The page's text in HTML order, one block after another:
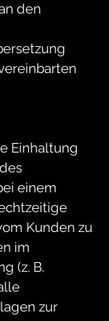
den
Einhaltung
einem
Kunden zu
im
(z. B.
zur